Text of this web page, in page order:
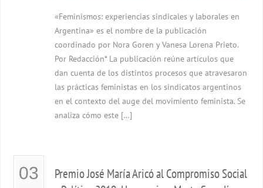
«Feminismos: experiencias sindicales y laborales en
Argentina» es el nombre de la publicación
coordinado por Nora Goren y Vanesa Lorena Prieto.
Por Redacción* La publicación reúne artículos que
dan cuenta de los distintos procesos que atravesaron
las prácticas feministas en los sindicatos argentinos
en el contexto del auge del movimiento feminista. Se
analiza cómo este […]
03
Premio José María Aricó al Compromiso Social